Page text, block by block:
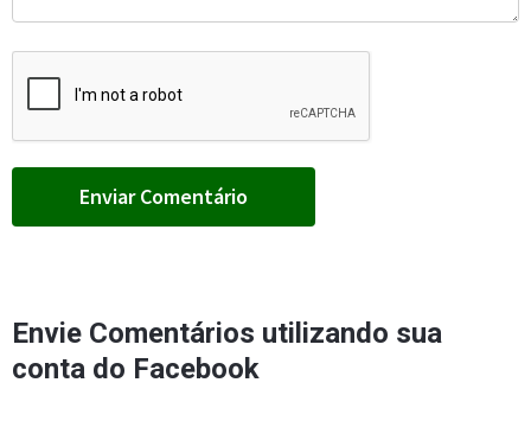
Envie Comentários utilizando sua
conta do Facebook